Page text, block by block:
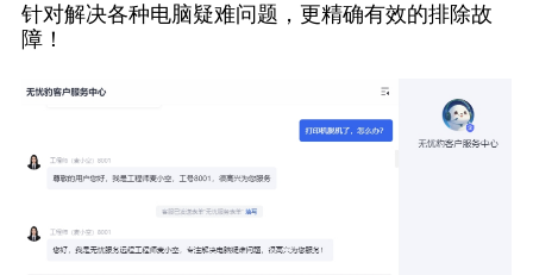
针对解决各种电脑疑难问题，更精确有效的排除故
障！